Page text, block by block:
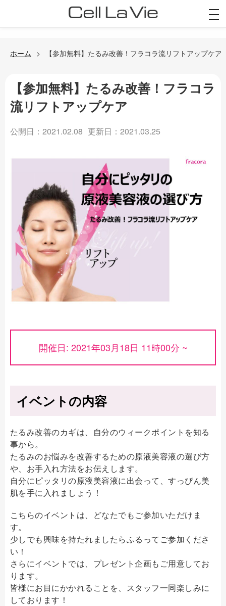
ホーム 【参加無料】たるみ改善！フラコラ流リフトアップケア
【参加無料】たるみ改善！フラコラ
流リフトアップケア
公開日：2021.02.08 更新日：2021.03.25
開催日: 2021年03月18日 11時00分 ~
イベントの内容
たるみ改善のカギは、自分のウィークポイントを知る
事から。
たるみのお悩みを改善するための原液美容液の選び方
や、お手入れ方法をお伝えします。
自分にピッタリの原液美容液に出会って、すっぴん美
肌を手に入れましょう！
こちらのイベントは、どなたでもご参加いただけま
す。
少しでも興味を持たれましたらふるってご参加くださ
い！
さらにイベントでは、プレゼント企画もご用意してお
ります。
皆様にお目にかかれることを、スタッフ一同楽しみに
しております！